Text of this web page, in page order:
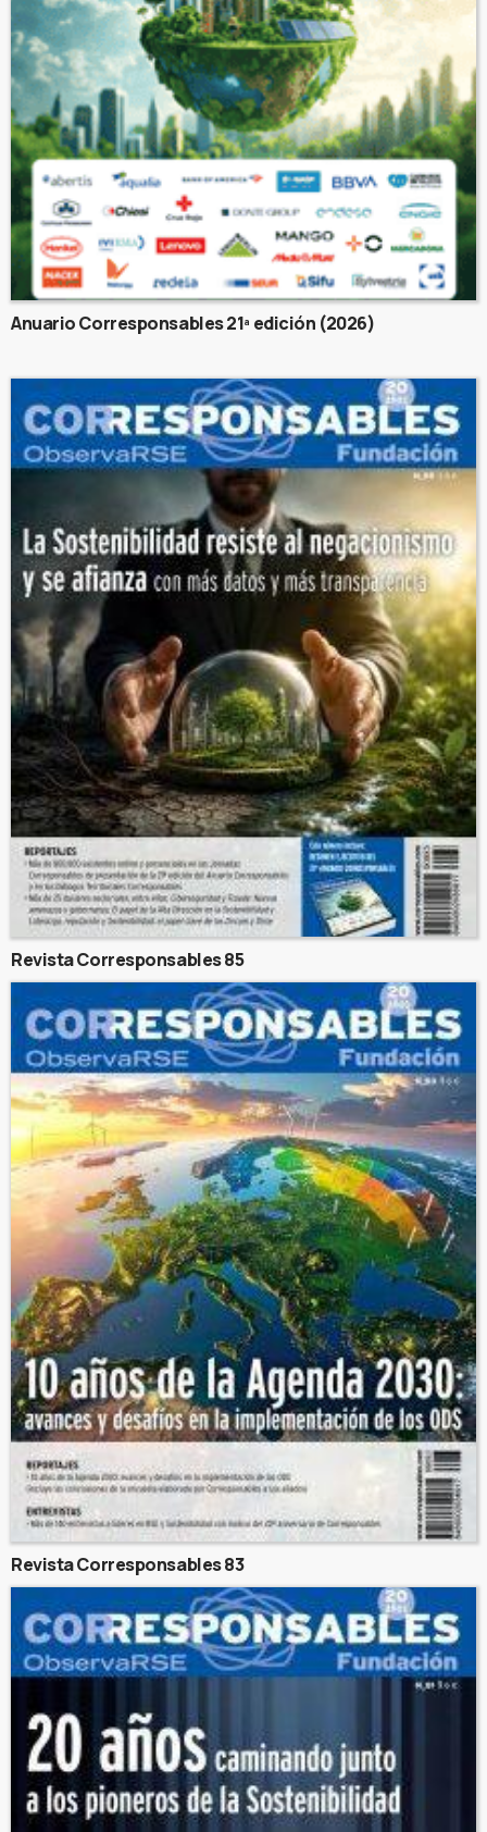
Anuario Corresponsables 21ª edición (2026)
Revista Corresponsables 85
Revista Corresponsables 83